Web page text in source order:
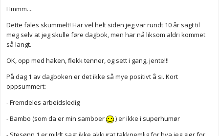
Hmmm....
Dette føles skummelt! Har vel helt siden jeg var rundt 10 år sagt til
meg selv at jeg skulle føre dagbok, men har nå liksom aldri kommet
så langt.
OK, opp med haken, flekk tenner, og sett i gang, jente!!!
På dag 1 av dagboken er det ikke så mye positivt å si. Kort
oppsummert:
- Fremdeles arbeidsledig
- Bambo (som da er min samboer
) er ikke i superhumør